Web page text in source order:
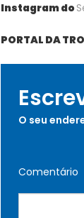
Instagram do
PORTAL DA
O seu
Comentário